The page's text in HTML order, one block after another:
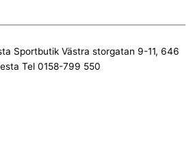
Sportbutik Västra storgatan 9-11, 646
Tel 0158-799 550